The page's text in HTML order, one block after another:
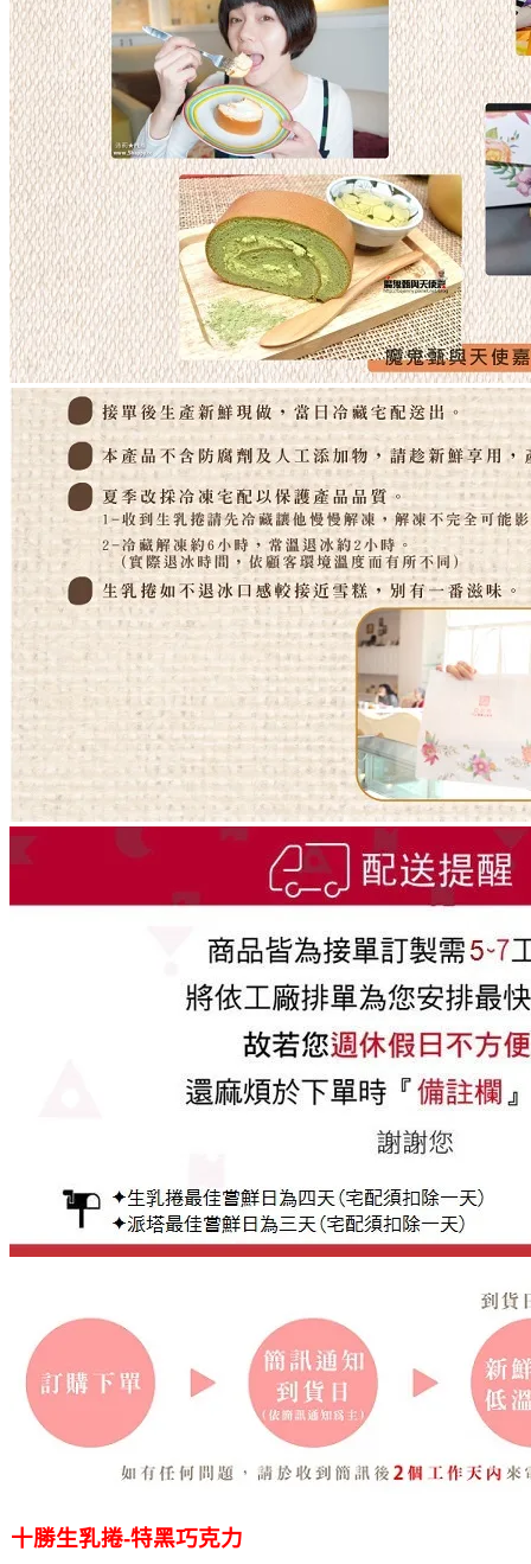
十勝生乳捲-特黑巧克力